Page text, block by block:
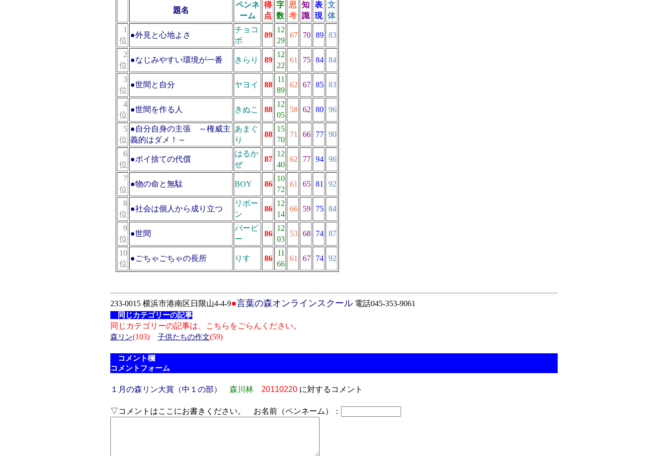
題名
ペンネ
ーム
得
点
字
数
思
考
知
識
表
現
文
体
1
位
●外見と心地よさ
チョコ
ボ
89
12
29
67 70 89 83
2
位
●なじみやすい環境が一番 きらり 89
12
22
61 75 84 84
3
位
●世間と自分 ヤヨイ 88
11
89
62 67 85 83
4
位
●世間を作る人 きぬこ 88
12
05
58 62 80 96
5
位
●自分自身の主張 ～権威主
義的はダメ！～
あまぐ
り
88
15
70
71 66 77 90
6
位
●ポイ捨ての代償
はるか
ぜ
87
12
40
62 77 94 96
7
位
●物の命と無駄 BOY 86
10
72
61 65 81 92
8
位
●社会は個人から成り立つ
リボー
ン
86
12
14
66 59 75 84
9
位
●世間
バービ
ー
86
12
03
53 68 74 87
10
位
●ごちゃごちゃの長所 りす 86
11
66
61 67 74 92
233-0015 横浜市港南区日限山4-4-9●言葉の森オンラインスクール 電話045-353-9061
同じカテゴリーの記事
同じカテゴリーの記事は、こちらをごらんください。
森リン(103) 子供たちの作文(59)
コメント欄
コメントフォーム
１月の森リン大賞（中１の部） 森川林 20110220 に対するコメント
▽コメントはここにお書きください。 お名前（ペンネーム）：